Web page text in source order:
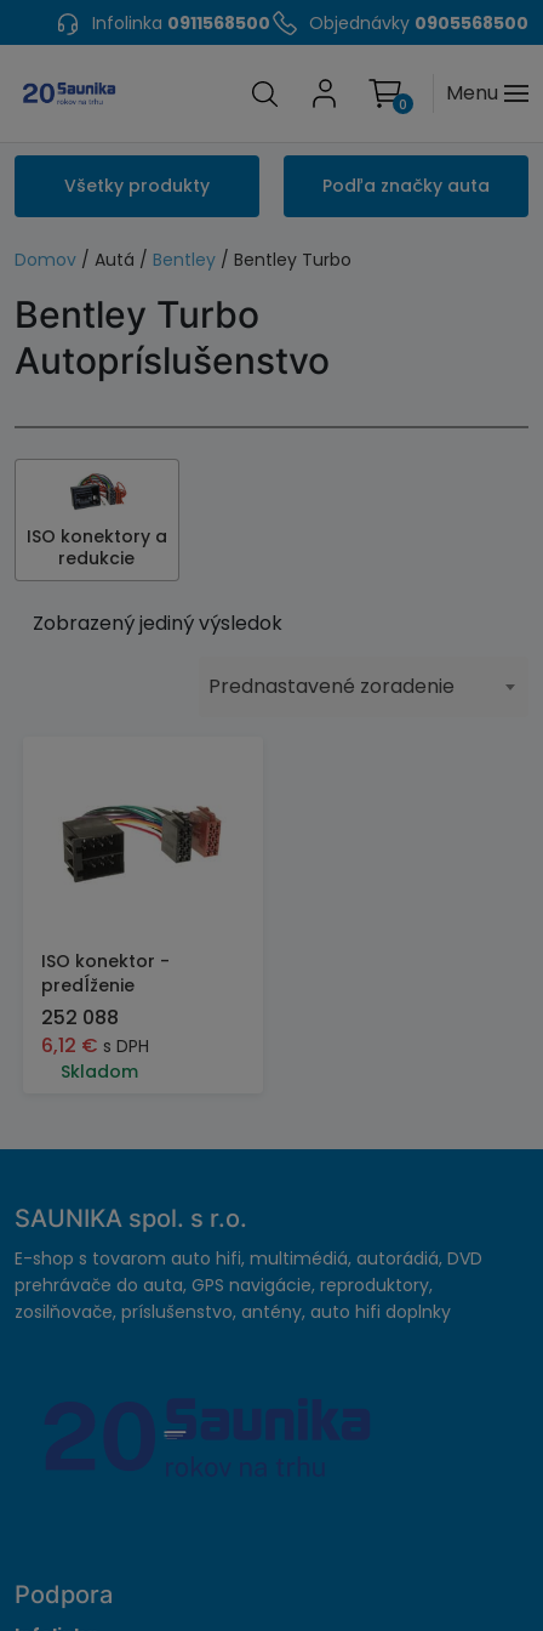
Infolinka 0911568500 Objednávky 0905568500
Menu
0
Všetky produkty Podľa značky auta
Domov / Autá / Bentley / Bentley Turbo
Bentley Turbo
Autopríslušenstvo
ISO konektory a
redukcie
Zobrazený jediný výsledok
Prednastavené zoradenie
ISO konektor -
predĺženie
252 088
6,12 € s DPH
Skladom
SAUNIKA spol. s r.o.
E-shop s tovarom auto hifi, multimédiá, autorádiá, DVD
prehrávače do auta, GPS navigácie, reproduktory,
zosilňovače, príslušenstvo, antény, auto hifi doplnky
Podpora